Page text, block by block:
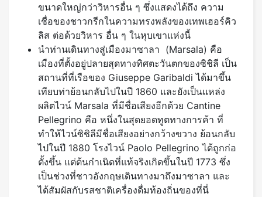
ขนาดใหญ่กว่าวิหารอื่น ๆ ซึ่งแสดงได้ถึง ความ
เชื่อของชาวกรีกในความทรงพลังของเทพเฮอร์คิว
ลิส ต่อด้วยวิหาร อื่น ๆ ในหุบเขาแห่งนี้
นำท่านเดินทางสู่เมืองมาซาลา (Marsala) คือ
เมืองที่ตั้งอยู่ปลายสุดทางทิศตะวันตกของซิชิลี เป็น
สถานที่ที่เรือของ Giuseppe Garibaldi ได้มาขึ้น
เทียบท่าย้อนกลับไปในปี 1860 และยังเป็นแหล่ง
ผลิตไวน์ Marsala ที่มีชื่อเสียงอีกด้วย Cantine
Pellegrino คือ หนึ่งในสุดยอดทูตทางการค้า ที่
ทำให้ไวน์ซิชิลีมีชื่อเสียงอย่างกว้างขวาง ย้อนกลับ
ไปในปี 1880 โรงไวน์ Paolo Pellegrino ได้ถูกก่อ
ตั้งขึ้น แต่ต้นกำเนิดที่แท้จริงเกิดขึ้นในปี 1773 ซึ่ง
เป็นช่วงที่ชาวอังกฤษเดินทางมาถึงมาซาลา และ
ได้สัมผัสกับรสชาติเครื่องดื่มท้องถิ่นของที่นี่